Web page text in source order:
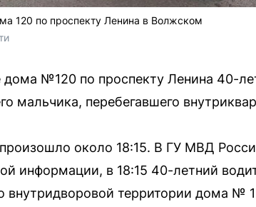
120 по проспекту Ленина в Волжском
№120 по проспекту Ленина 40-
мальчика, перебегавшего
около 18:15. В ГУ МВД
информации, в 18:15 40-летний
внутридворовой территории дома №